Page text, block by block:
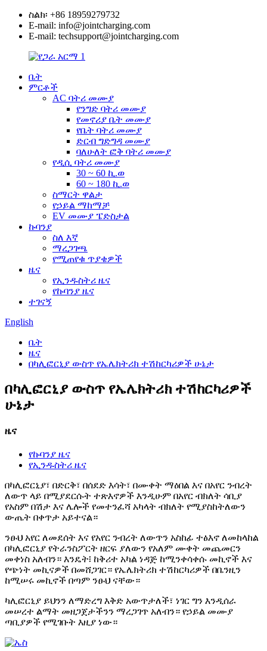
ስልክ፡ +86 18959279732
E-mail: info@jointcharging.com
E-mail: techsupport@jointcharging.com
ቤት
ምርቶች
AC ባትሪ መሙያ
የንግድ ባትሪ መሙያ
የመኖሪያ ቤት መሙያ
የቤት ባትሪ መሙያ
ድርብ ግድግዳ መሙያ
ባለሁለት ፎቅ ባትሪ መሙያ
የዲሲ ባትሪ መሙያ
30 ~ 60 ኪ.ወ
60 ~ 180 ኪ.ወ
ስማርት ዋልታ
የኃይል ማከማቻ
EV መሙያ ፔድስታል
ኩባንያ
ስለ እኛ
ማረጋገጫ
የሚጠየቁ ጥያቄዎች
ዜና
የኢንዱስትሪ ዜና
የኩባንያ ዜና
ተገናኝ
English
ቤት
ዜና
በካሊፎርኒያ ውስጥ የኤሌክትሪክ ተሽከርካሪዎች ሁኔታ
በካሊፎርኒያ ውስጥ የኤሌክትሪክ ተሽከርካሪዎች
ሁኔታ
ዜና
የኩባንያ ዜና
የኢንዱስትሪ ዜና
በካሊፎርኒያ፣ በድርቅ፣ በሰደድ እሳት፣ በሙቀት ማዕበል እና በአየር ንብረት
ለውጥ ላይ በሚያደርሱት ተጽእኖዎች እንዲሁም በአየር ብክለት ሳቢያ
የአስም በሽታ እና ሌሎች የመተንፈሻ አካላት ብክለት የሚያስከትለውን
ውጤት በቀጥታ አይተናል።
ንፁህ አየር ለመደሰት እና የአየር ንብረት ለውጥን አስከፊ ተፅእኖ ለመከላከል
በካሊፎርኒያ የትራንስፖርት ዘርፍ ያለውን የአለም ሙቀት መጨመርን
መቀነስ አለብን። እንዴት፧ ከቅሪተ አካል ነዳጅ ከሚንቀሳቀሱ መኪኖች እና
የጭነት መኪናዎች በመሸጋገር። የኤሌክትሪክ ተሽከርካሪዎች በቤንዚን
ከሚሠሩ መኪኖች በጣም ንፁህ ናቸው።
ካሊፎርኒያ ይህንን ለማድረግ እቅድ አውጥታለች፣ ነገር ግን እንዲሰራ
መሠረተ ልማት መዘጋጀታችንን ማረጋገጥ አለብን። የኃይል መሙያ
ጣቢያዎች የሚገቡት እዚያ ነው።